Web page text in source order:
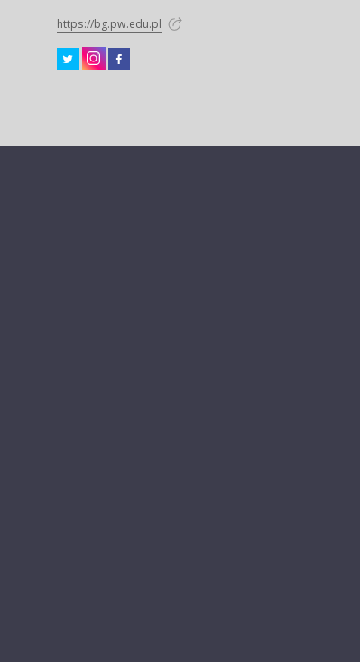
https://bg.pw.edu.pl